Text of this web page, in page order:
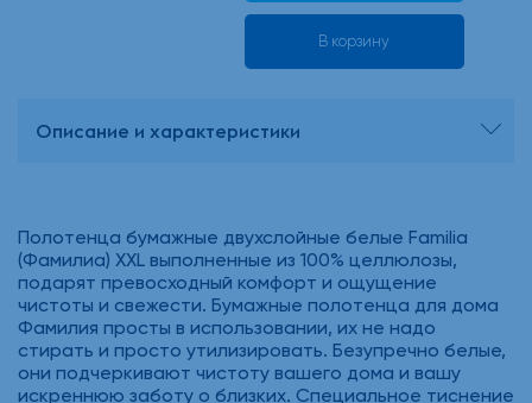
В корзину
Описание и характеристики
Полотенца бумажные двухслойные белые Familia
(Фамилиа) XXL выполненные из 100% целлюлозы,
подарят превосходный комфорт и ощущение
чистоты и свежести. Бумажные полотенца для дома
Фамилия просты в использовании, их не надо
стирать и просто утилизировать. Безупречно белые,
они подчеркивают чистоту вашего дома и вашу
искреннюю заботу о близких. Специальное тиснение